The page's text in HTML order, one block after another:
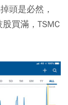
頭是必然，
買滿，TSMC